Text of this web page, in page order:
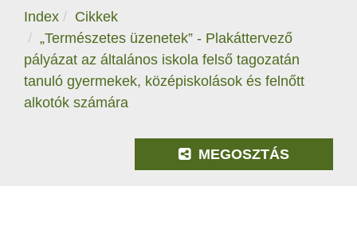
Index
Cikkek
„Természetes üzenetek” - Plakáttervező
pályázat az általános iskola felső tagozatán
tanuló gyermekek, középiskolások és felnőtt
alkotók számára
MEGOSZTÁS